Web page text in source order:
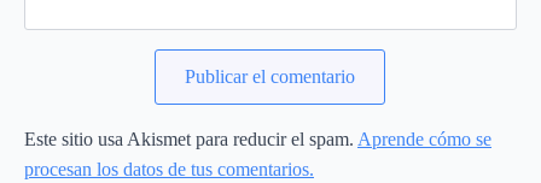
Este sitio usa Akismet para reducir el spam. Aprende cómo se
procesan los datos de tus comentarios.